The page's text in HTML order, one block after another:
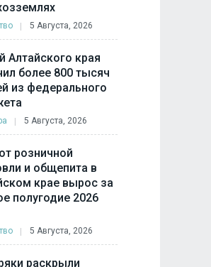
5 Августа, 2026
Алтайского края
более 800 тысяч
из федерального
5 Августа, 2026
розничной
и общепита в
крае вырос за
полугодие 2026
5 Августа, 2026
раскрыли